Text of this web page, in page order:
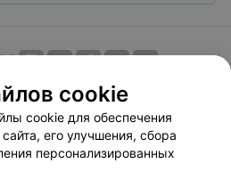
Размещение рекламы
Публичный договор
Способы оплаты
Партнеры
cookie
cookie для обеспечения
его улучшения, сбора
персонализированных